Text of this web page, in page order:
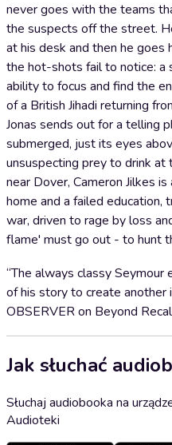
never goes with the teams
the suspects off the street.
at his desk and then he goes
the hot-shots fail to notice: a
ability to focus and find the
of a British Jihadi returning
Jonas sends out for a telling
submerged, just its eyes
unsuspecting prey to drink at
near Dover, Cameron Jilkes
home and a failed education,
war, driven to rage by loss
flame' must go out - to hunt
“The always classy
of his story to create another
OBSERVER on Beyond
Jak słuchać
Słuchaj audiobooka na
Audioteki